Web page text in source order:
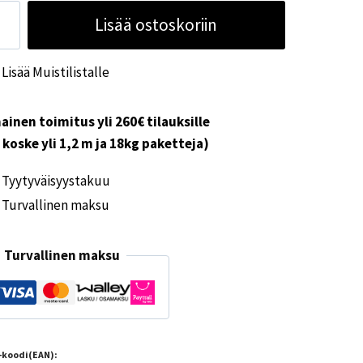
Lisää ostoskoriin
Lisää Muistilistalle
toimitus yli 260€ tilauksille
koske yli 1,2 m ja 18kg paketteja)
Tyytyväisyystakuu
Turvallinen maksu
Turvallinen maksu
koodi(EAN):